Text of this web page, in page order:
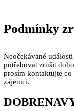
Podmínky
Neočekávané
potřebovat zrušit
prosím kontaktujte
zájemci.